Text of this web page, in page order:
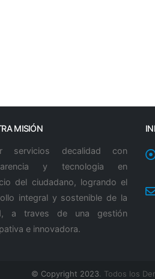
MISIÓN
servicios decalidad con
y tecnologia en
del ciudadano, logrando el
integral y sostenible de la
a traves de una gestión
e innovadora.
© Copyright 2023 . Todos los